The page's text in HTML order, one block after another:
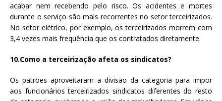
acabar nem recebendo pelo risco. Os acidentes e mortes
durante o serviço são mais recorrentes no setor terceirizados.
No setor elétrico, por exemplo, os terceirizados morrem com
3,4 vezes mais frequência que os contratados diretamente.
10.Como a terceirização afeta os sindicatos?
Os patrões aproveitaram a divisão da categoria para impor
aos funcionários terceirizados sindicatos diferentes do resto